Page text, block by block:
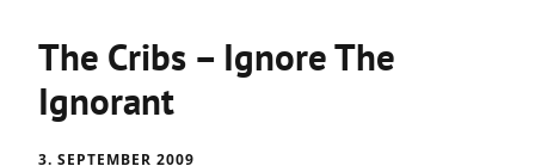
The Cribs – Ignore The
Ignorant
3. SEPTEMBER 2009